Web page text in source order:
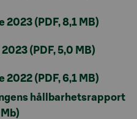
2023 (PDF, 8,1 MB)
(PDF, 5,0 MB)
2022 (PDF, 6,1 MB)
hållbarhetsrapport